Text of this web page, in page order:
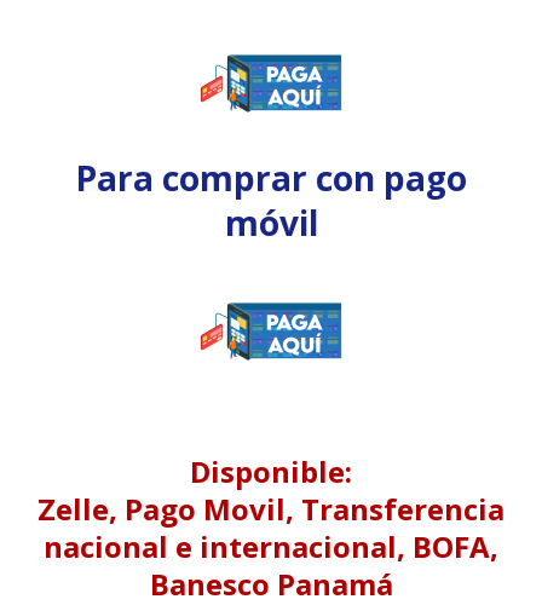
Para comprar con pago
móvil
Disponible:
Zelle, Pago Movil, Transferencia
nacional e internacional, BOFA,
Banesco Panamá